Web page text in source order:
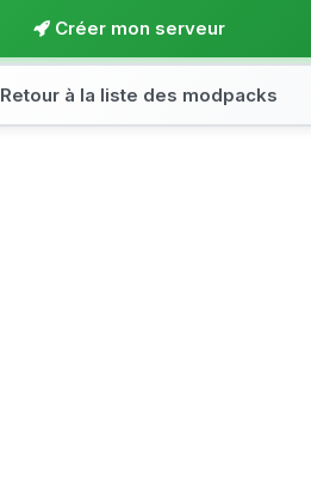
Créer mon serveur
Retour à la liste des modpacks